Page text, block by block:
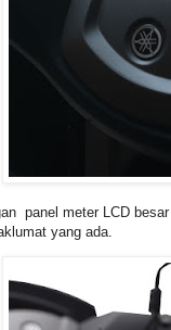
panel meter LCD
yang ada.